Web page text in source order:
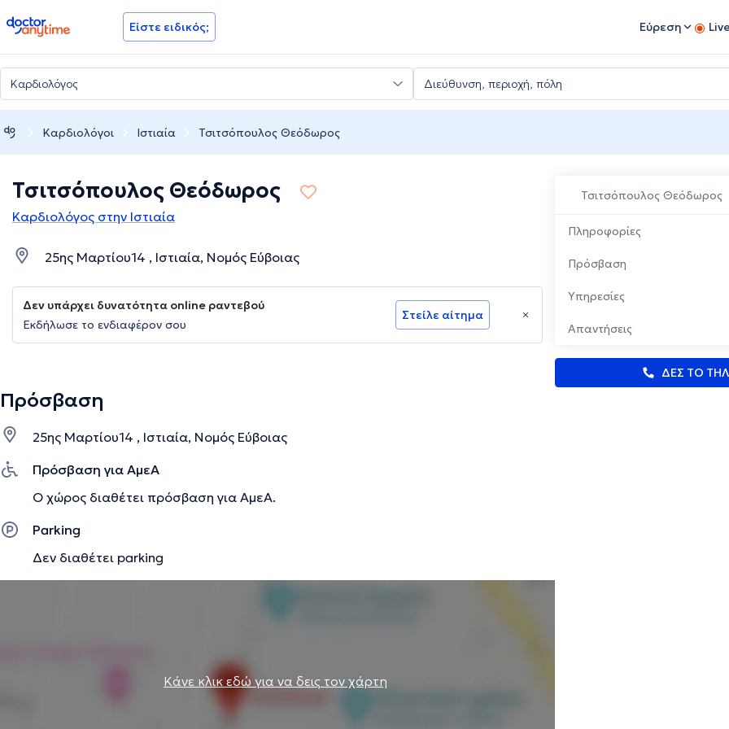
doctoranytime Είστε ειδικός; Εύρεση
Καρδιολόγοι Ιστιαία Τσιτσόπουλος Θεόδωρος
Τσιτσόπουλος Θεόδωρος
Πληροφορίες
Πρόσβαση
Υπηρεσίες
Απαντήσεις
ΔΕΣ ΤΟ
Τσιτσόπουλος Θεόδωρος
Καρδιολόγος στην Ιστιαία
25ης Μαρτίου14 , Ιστιαία, Νομός Εύβοιας
Δεν υπάρχει δυνατότητα online ραντεβού
Εκδήλωσε το ενδιαφέρον σου
Στείλε αίτημα
Πρόσβαση
25ης Μαρτίου14 , Ιστιαία, Νομός Εύβοιας
Πρόσβαση για ΑμεΑ
Ο χώρος διαθέτει πρόσβαση για ΑμεΑ.
Parking
Δεν διαθέτει parking
Κάνε κλικ εδώ για να δεις τον χάρτη